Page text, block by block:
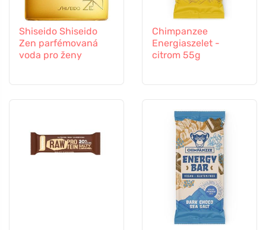
Shiseido Shiseido
Zen parfémovaná
voda pro ženy
Chimpanzee
Energiaszelet -
citrom 55g